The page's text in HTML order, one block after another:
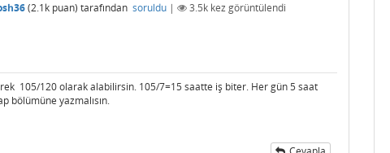
(2.1k puan) tarafından soruldu | 3.5k kez görüntülendi
105/120 olarak alabilirsin. 105/7=15 saatte iş biter. Her gün 5 saat
bölümüne yazmalısın.